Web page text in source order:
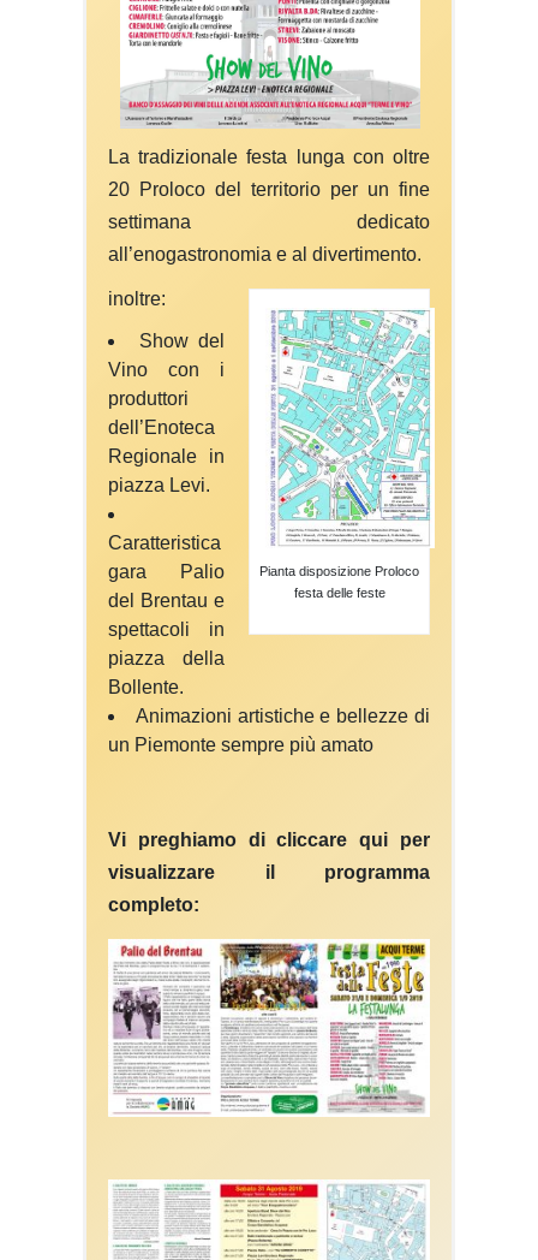
La tradizionale festa lunga con oltre
20 Proloco del territorio per un fine
settimana dedicato
all’enogastronomia e al divertimento.
Pianta disposizione Proloco
festa delle feste
inoltre:
Show del
Vino con i
produttori
dell’Enoteca
Regionale in
piazza Levi.
Caratteristica
gara Palio
del Brentau e
spettacoli in
piazza della
Bollente.
Animazioni artistiche e bellezze di
un Piemonte sempre più amato
Vi preghiamo di cliccare qui per
visualizzare il programma
completo: